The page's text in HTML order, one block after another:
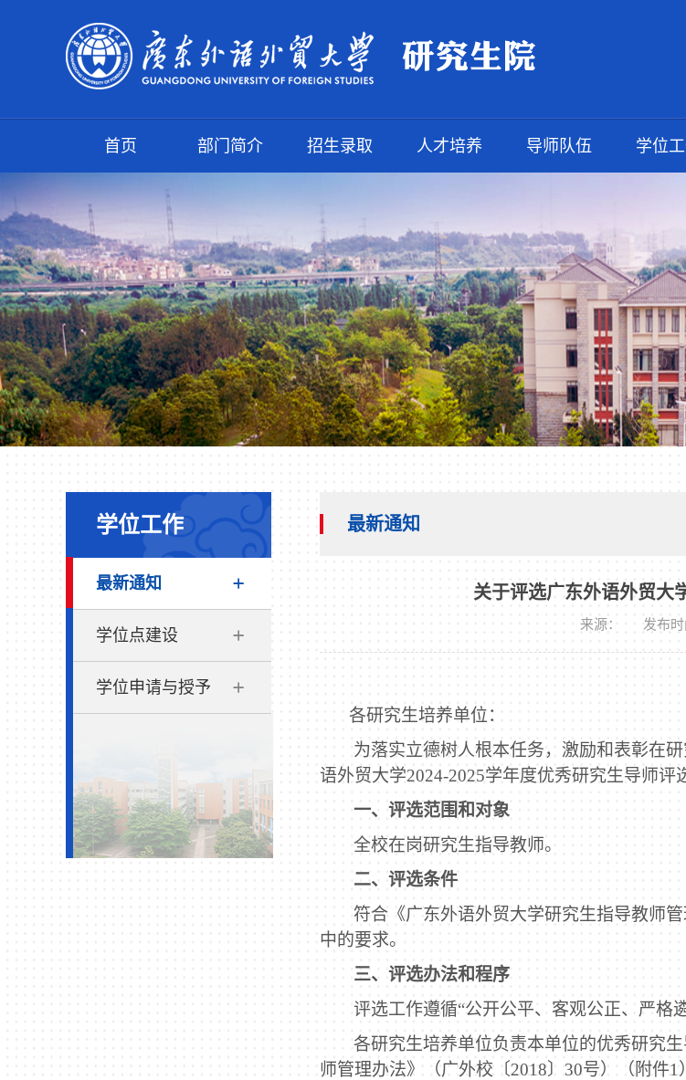
首页 部门简介 招生录取 人才培养 导师队伍 学位
学位工作
最新通知
学位点建设
学位申请与授予
最新通知
关于评选广东外语外贸大
来源： 发布
各研究生培养单位：
为落实立德树人根本任务，激励和表彰在
语外贸大学2024-2025学年度优秀研究生导师评
一、评选范围和对象
全校在岗研究生指导教师。
二、评选条件
符合《广东外语外贸大学研究生指导教师
中的要求。
三、评选办法和程序
评选工作遵循“公开公平、客观公正、严格
各研究生培养单位负责本单位的优秀研究
师管理办法》（广外校〔2018〕 30号）（附件1